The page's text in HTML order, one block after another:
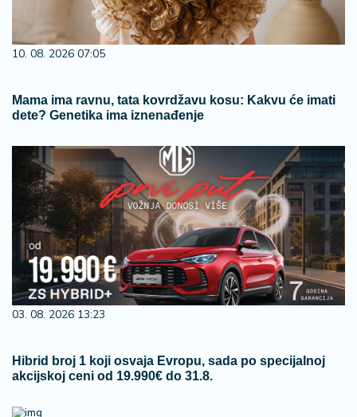
10. 08. 2026 07:05
Mama ima ravnu, tata kovrdžavu kosu: Kakvu će imati
dete? Genetika ima iznenađenje
03. 08. 2026 13:23
Hibrid broj 1 koji osvaja Evropu, sada po specijalnoj
akcijskoj ceni od 19.990€ do 31.8.